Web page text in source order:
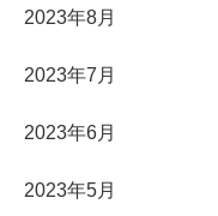
2023年8月
2023年7月
2023年6月
2023年5月